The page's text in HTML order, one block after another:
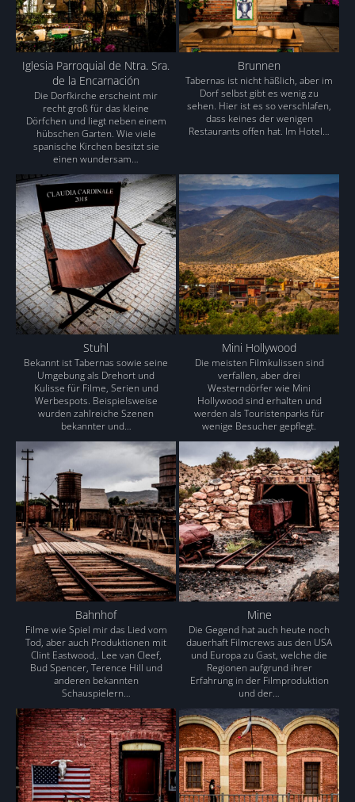
Iglesia Parroquial de Ntra. Sra.
de la Encarnación
Die Dorfkirche erscheint mir
recht groß für das kleine
Dörfchen und liegt neben einem
hübschen Garten. Wie viele
spanische Kirchen besitzt sie
einen wundersam…
Brunnen
Tabernas ist nicht häßlich, aber im
Dorf selbst gibt es wenig zu
sehen. Hier ist es so verschlafen,
dass keines der wenigen
Restaurants offen hat. Im Hotel…
Stuhl
Bekannt ist Tabernas sowie seine
Umgebung als Drehort und
Kulisse für Filme, Serien und
Werbespots. Beispielsweise
wurden zahlreiche Szenen
bekannter und…
Mini Hollywood
Die meisten Filmkulissen sind
verfallen, aber drei
Westerndörfer wie Mini
Hollywood sind erhalten und
werden als Touristenparks für
wenige Besucher gepflegt.
Bahnhof
Filme wie Spiel mir das Lied vom
Tod, aber auch Produktionen mit
Clint Eastwood,. Lee van Cleef,
Bud Spencer, Terence Hill und
anderen bekannten
Schauspielern…
Mine
Die Gegend hat auch heute noch
dauerhaft Filmcrews aus den USA
und Europa zu Gast, welche die
Regionen aufgrund ihrer
Erfahrung in der Filmproduktion
und der…